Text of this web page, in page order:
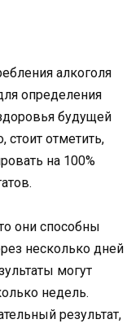
алкоголя
определения
будущей
стоит отметить,
на 100%
они способны
несколько дней
могут
недель.
результат,